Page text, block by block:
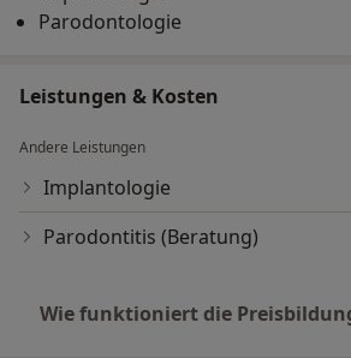
Parodontologie
Leistungen & Kosten
Andere Leistungen
Implantologie
Parodontitis (Beratung)
Wie funktioniert die